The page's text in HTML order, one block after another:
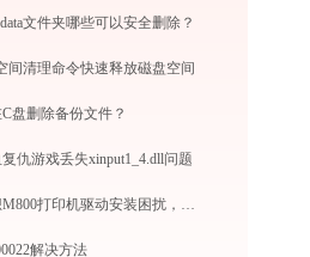
文件夹哪些可以安全删除？
间清理命令快速释放磁盘空间
盘删除备份文件？
仇游戏丢失xinput1_4.dll问题
完美解决联想M800打印机驱动安装困扰，全面下载安装教程
解决方法